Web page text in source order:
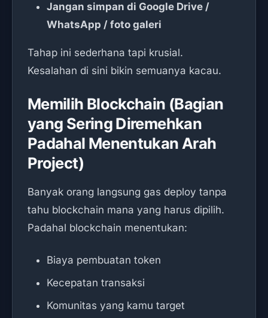
Jangan simpan di Google Drive /
WhatsApp / foto galeri
Tahap ini sederhana tapi krusial.
Kesalahan di sini bikin semuanya kacau.
Memilih Blockchain (Bagian
yang Sering Diremehkan
Padahal Menentukan Arah
Project)
Banyak orang langsung gas deploy tanpa
tahu blockchain mana yang harus dipilih.
Padahal blockchain menentukan:
Biaya pembuatan token
Kecepatan transaksi
Komunitas yang kamu target